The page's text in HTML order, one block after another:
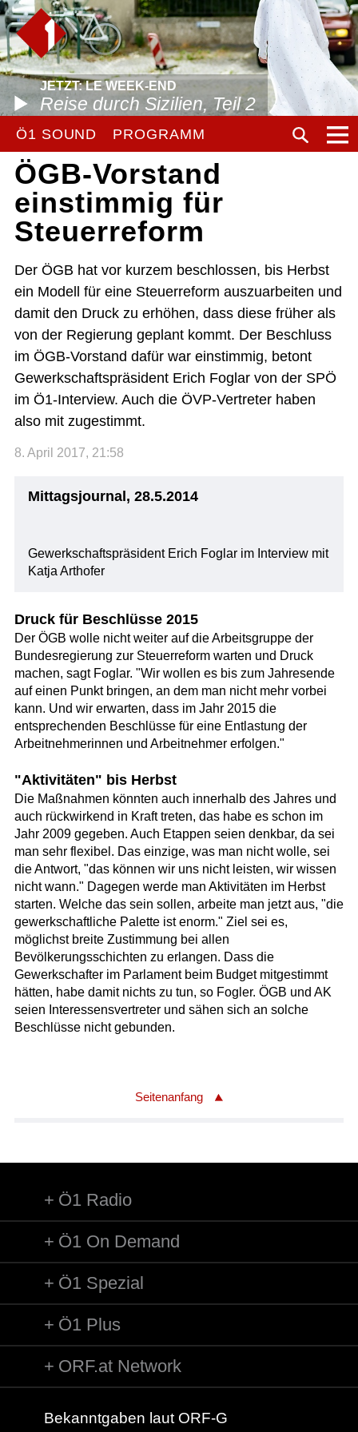
JETZT: LE WEEK-END
Reise durch Sizilien, Teil 2
Ö1 SOUND PROGRAMM
ÖGB-Vorstand
einstimmig für
Steuerreform
Der ÖGB hat vor kurzem beschlossen, bis Herbst
ein Modell für eine Steuerreform auszuarbeiten und
damit den Druck zu erhöhen, dass diese früher als
von der Regierung geplant kommt. Der Beschluss
im ÖGB-Vorstand dafür war einstimmig, betont
Gewerkschaftspräsident Erich Foglar von der SPÖ
im Ö1-Interview. Auch die ÖVP-Vertreter haben
also mit zugestimmt.
8. April 2017, 21:58
Mittagsjournal, 28.5.2014
Gewerkschaftspräsident Erich Foglar im Interview mit
Katja Arthofer
Druck für Beschlüsse 2015
Der ÖGB wolle nicht weiter auf die Arbeitsgruppe der
Bundesregierung zur Steuerreform warten und Druck
machen, sagt Foglar. "Wir wollen es bis zum Jahresende
auf einen Punkt bringen, an dem man nicht mehr vorbei
kann. Und wir erwarten, dass im Jahr 2015 die
entsprechenden Beschlüsse für eine Entlastung der
Arbeitnehmerinnen und Arbeitnehmer erfolgen."
"Aktivitäten" bis Herbst
Die Maßnahmen könnten auch innerhalb des Jahres und
auch rückwirkend in Kraft treten, das habe es schon im
Jahr 2009 gegeben. Auch Etappen seien denkbar, da sei
man sehr flexibel. Das einzige, was man nicht wolle, sei
die Antwort, "das können wir uns nicht leisten, wir wissen
nicht wann." Dagegen werde man Aktivitäten im Herbst
starten. Welche das sein sollen, arbeite man jetzt aus, "die
gewerkschaftliche Palette ist enorm." Ziel sei es,
möglichst breite Zustimmung bei allen
Bevölkerungsschichten zu erlangen. Dass die
Gewerkschafter im Parlament beim Budget mitgestimmt
hätten, habe damit nichts zu tun, so Fogler. ÖGB und AK
seien Interessensvertreter und sähen sich an solche
Beschlüsse nicht gebunden.
Seitenanfang
Ö1 Radio
Ö1 On Demand
Ö1 Spezial
Ö1 Plus
ORF.at Network
Bekanntgaben laut ORF-G